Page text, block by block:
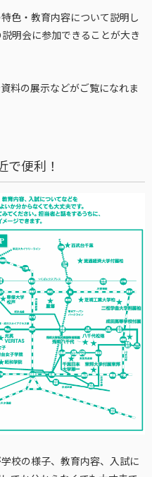
色・教育内容について説明し
明会に参加できることが大き
料の展示などがご覧になれま
便利！
校の様子、教育内容、入試に